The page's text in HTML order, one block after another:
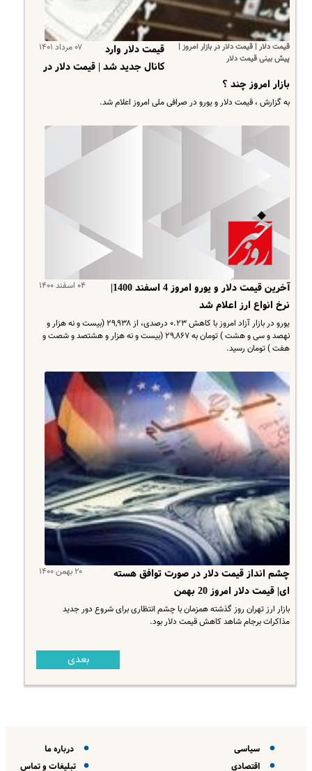
قیمت دلار | قیمت دلار در بازار امروز |
پیش بینی قیمت دلار
۰۷ مرداد ۱۴۰۱
قیمت دلار وارد
کانال جدید شد | قیمت دلار در
بازار امروز چند ؟
به گزارش ، قیمت دلار و یورو در صرافی ملی امروز اعلام شد.
۰۴ اسفند ۱۴۰۰
آخرین قیمت دلار و یورو امروز 4 اسفند 1400|
نرخ انواع ارز اعلام شد
یورو در بازار آزاد امروز با کاهش ۰.۲۳ درصدی، از ۲۹,۹۳۸ (بیست و نه هزار و
نهصد و سی و هشت ) تومان به ۲۹,۸۶۷ (بیست و نه هزار و هشتصد و شصت و
هفت ) تومان رسید.
۲۰ بهمن ۱۴۰۰
چشم انداز قیمت دلار در صورت توافق هسته
ای| قیمت دلار امروز 20 بهمن
بازار ارز تهران روز گذشته همزمان با چشم انتظاری برای شروع دور جدید
مذاکرات برجام شاهد کاهش قیمت دلار بود.
بعدی
سیاسی
اقتصادی
درباره ما
تبلیغات و تماس